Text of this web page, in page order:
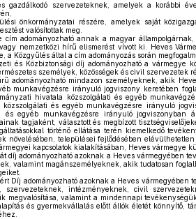
gazdálkodó szervezeteknek, amelyek a korábbi
önkormányzatai részére, amelyek saját
valósítottak meg.
cím adományozható annak a magyar
nemzetközi hírű elismerést vívott ki. Heves
a Közgyűlés által a cím adományozás során
és Közbiztonsági díj adományozható a vármegye
személyek, közösségek és civil szervezetek
adományozható mindazon személyeknek, akik
munkavégzésre irányuló jogviszony keretében
hivatala közszolgálati és egyéb
és egyéb munkavégzésre irányuló
és egyéb munkavégzésre irányuló jogviszonyban
tagjaként, választott és megbízott
történő ellátása terén kiemelkedő
növelésében, települései fejlődésében
kapcsolatok kialakításában, Heves vármegye
díj adományozható azoknak a Heves vármegyében
valamint magánszemélyeknek, akik tudatosan
Díj adományozható azoknak a Heves vármegyében
szervezeteknek, intézményeknek, civil
megvalósítása, valamint a mindennapi
és gyermekvállalás előtt állók életét könnyítő,